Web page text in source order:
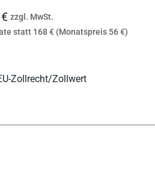
Zollrecht/Zollwert
zzgl. MwSt.
statt 168 € (Monatspreis 56 €)